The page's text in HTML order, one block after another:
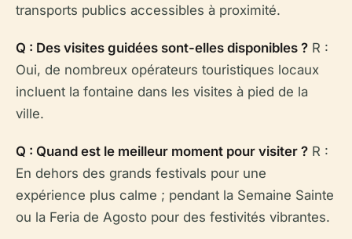
transports publics accessibles à proximité.
Q : Des visites guidées sont-elles disponibles ? R :
Oui, de nombreux opérateurs touristiques locaux
incluent la fontaine dans les visites à pied de la
ville.
Q : Quand est le meilleur moment pour visiter ? R :
En dehors des grands festivals pour une
expérience plus calme ; pendant la Semaine Sainte
ou la Feria de Agosto pour des festivités vibrantes.